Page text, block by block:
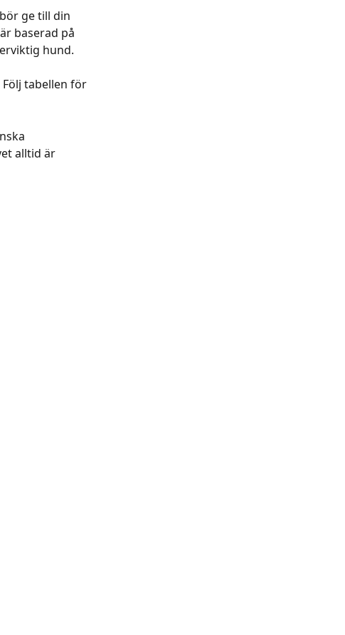
ge till din
baserad på
hund.
Följ tabellen för
alltid är